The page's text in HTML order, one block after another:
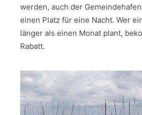
werden, auch der
einen Platz für eine Nacht. Wer
länger als einen Monat plant,
Rabatt.